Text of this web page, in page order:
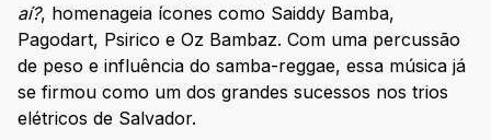
aí?, homenageia ícones como Saiddy Bamba,
Pagodart, Psirico e Oz Bambaz. Com uma percussão
de peso e influência do samba-reggae, essa música já
se firmou como um dos grandes sucessos nos trios
elétricos de Salvador.